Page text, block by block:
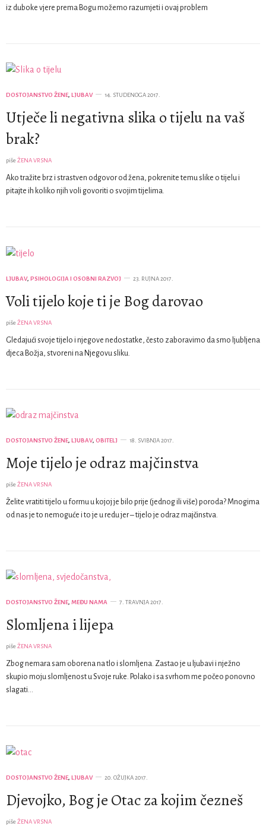
iz duboke vjere prema Bogu možemo razumjeti i ovaj problem
DOSTOJANSTVO ŽENE, LJUBAV 14. STUDENOGA 2017.
Utječe li negativna slika o tijelu na vaš
brak?
piše ŽENA VRSNA
Ako tražite brz i strastven odgovor od žena, pokrenite temu slike o tijelu i
pitajte ih koliko njih voli govoriti o svojim tijelima.
LJUBAV, PSIHOLOGIJA I OSOBNI RAZVOJ 23. RUJNA 2017.
Voli tijelo koje ti je Bog darovao
piše ŽENA VRSNA
Gledajući svoje tijelo i njegove nedostatke, često zaboravimo da smo ljubljena
djeca Božja, stvoreni na Njegovu sliku.
DOSTOJANSTVO ŽENE, LJUBAV, OBITELJ 18. SVIBNJA 2017.
Moje tijelo je odraz majčinstva
piše ŽENA VRSNA
Želite vratiti tijelo u formu u kojoj je bilo prije (jednog ili više) poroda? Mnogima
od nas je to nemoguće i to je u redu jer – tijelo je odraz majčinstva.
DOSTOJANSTVO ŽENE, MEĐU NAMA 7. TRAVNJA 2017.
Slomljena i lijepa
piše ŽENA VRSNA
Zbog nemara sam oborena na tlo i slomljena. Zastao je u ljubavi i nježno
skupio moju slomljenost u Svoje ruke. Polako i sa svrhom me počeo ponovno
slagati…
DOSTOJANSTVO ŽENE, LJUBAV 20. OŽUJKA 2017.
Djevojko, Bog je Otac za kojim čezneš
piše ŽENA VRSNA